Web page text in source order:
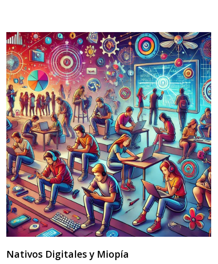
Nativos Digitales y Miopía